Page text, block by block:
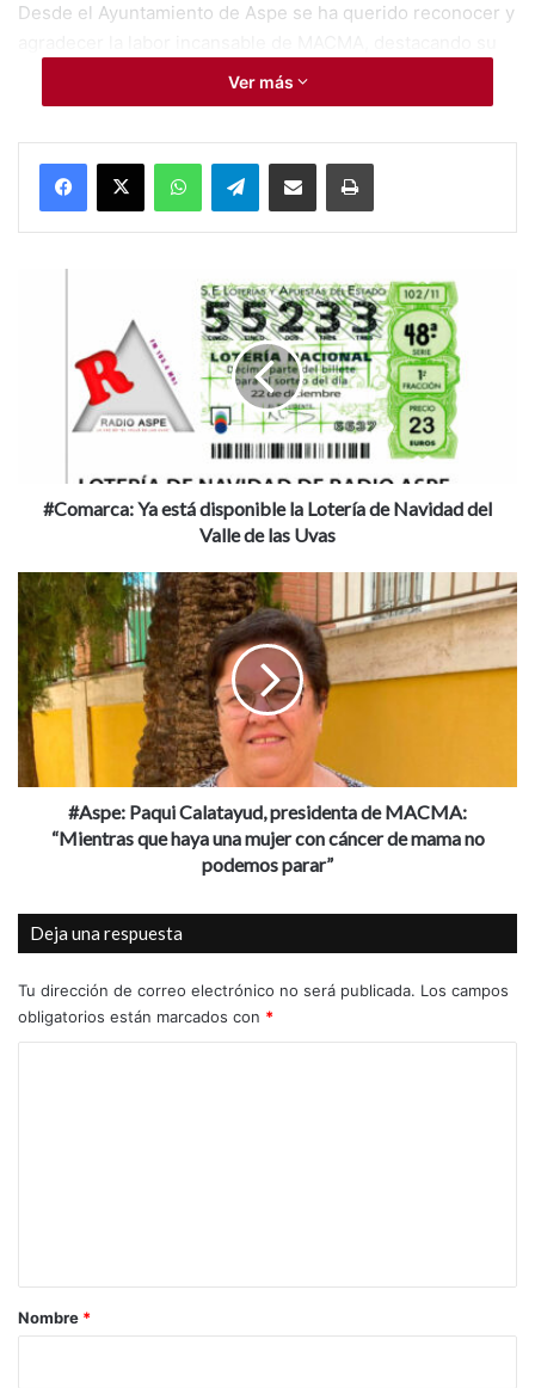
Desde el Ayuntamiento de Aspe se ha querido reconocer y
ejemplo de compromiso, fuerza y solidaridad con todas las
personas afectadas por el cáncer de mama y sus familias.
Asociación Mujeres Afectadas de Cáncer de
Mama de Aspe (MACMA)
Camino de Santiago “Prohibido rendirse. Sí se
puede”
cáncer de mama
GEICAM (Grupo Español de Investigación en
Cáncer de Mama)
investigación cáncer de mama
Ver más
WhatsAppTelegramCompartir por Mail Imprimir
disponible
Valle
Uvas
#Comarca: Ya está disponible la Lotería de Navidad del
Valle de las Uvas
#Aspe:
Paqui
Calatayud,
presidenta
de
MACMA:
“Mientras
que
haya
mujer
de
mama
no
podemos
parar”
#Aspe: Paqui Calatayud, presidenta de MACMA:
“Mientras que haya una mujer con cáncer de mama no
podemos parar”
Deja una respuesta
Tu dirección de correo electrónico no será publicada. Los campos
obligatorios están marcados con *
r
Nombre *